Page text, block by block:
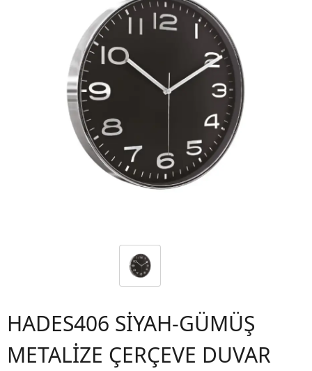
HADES406 SİYAH-GÜMÜŞ
METALİZE ÇERÇEVE DUVAR